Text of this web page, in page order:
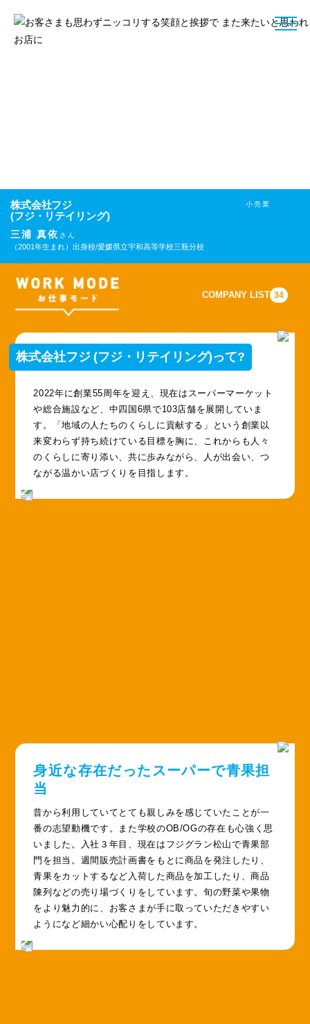
toggle
小売業
株式会社フジ
(フジ・リテイリング)
三浦 真依 さん
（2001年生まれ） 出身校/愛媛県立宇和高等学校三瓶分校
COMPANY LIST 34
株式会社フジ (フジ・リテイリング)って?
2022年に創業55周年を迎え、現在はスーパーマーケット
や総合施設など、中四国6県で103店舗を展開していま
す。「地域の人たちのくらしに貢献する」という創業以
来変わらず持ち続けている目標を胸に、これからも人々
のくらしに寄り添い、共に歩みながら、人が出会い、つ
ながる温かい店づくりを目指します。
身近な存在だったスーパーで青果担
当
昔から利用していてとても親しみを感じていたことが一
番の志望動機です。また学校のOB/OGの存在も心強く思
いました。入社３年目、現在はフジグラン松山で青果部
門を担当。週間販売計画書をもとに商品を発注したり、
青果をカットするなど入荷した商品を加工したり、商品
陳列などの売り場づくりをしています。旬の野菜や果物
をより魅力的に、お客さまが手に取っていただきやすい
ようになど細かい心配りをしています。